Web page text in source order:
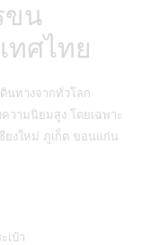
ขน
ทศไทย
นทางจากทั่วโลก
ความนิยมสูง โดยเฉพาะ
ยงใหม่ ภูเก็ต ขอนแก่น
เป๋า